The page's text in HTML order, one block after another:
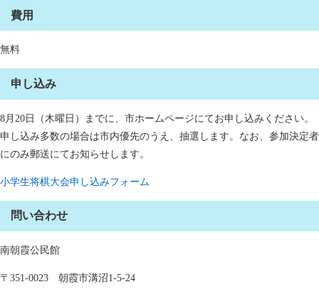
費用
無料
申し込み
8月20日（木曜日）までに、市ホームページにてお申し込みください。
申し込み多数の場合は市内優先のうえ、抽選します。なお、参加決定者
にのみ郵送にてお知らせします。
小学生将棋大会申し込みフォーム
問い合わせ
南朝霞公民館
〒351-0023 朝霞市溝沼1-5-24